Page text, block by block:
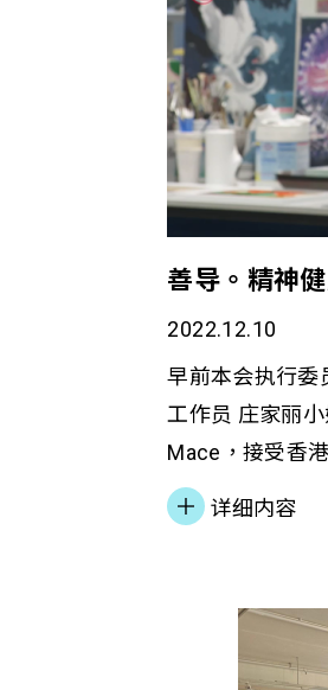
善导。精神
2022.12.10
早前本会执行委
工作员 庄家丽
Mace，接受香
Mace 早期患有
她获转介往龙澄
详细内容